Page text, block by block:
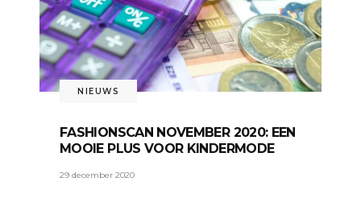
NIEUWS
FASHIONSCAN NOVEMBER 2020: EEN
MOOIE PLUS VOOR KINDERMODE
29 december 2020